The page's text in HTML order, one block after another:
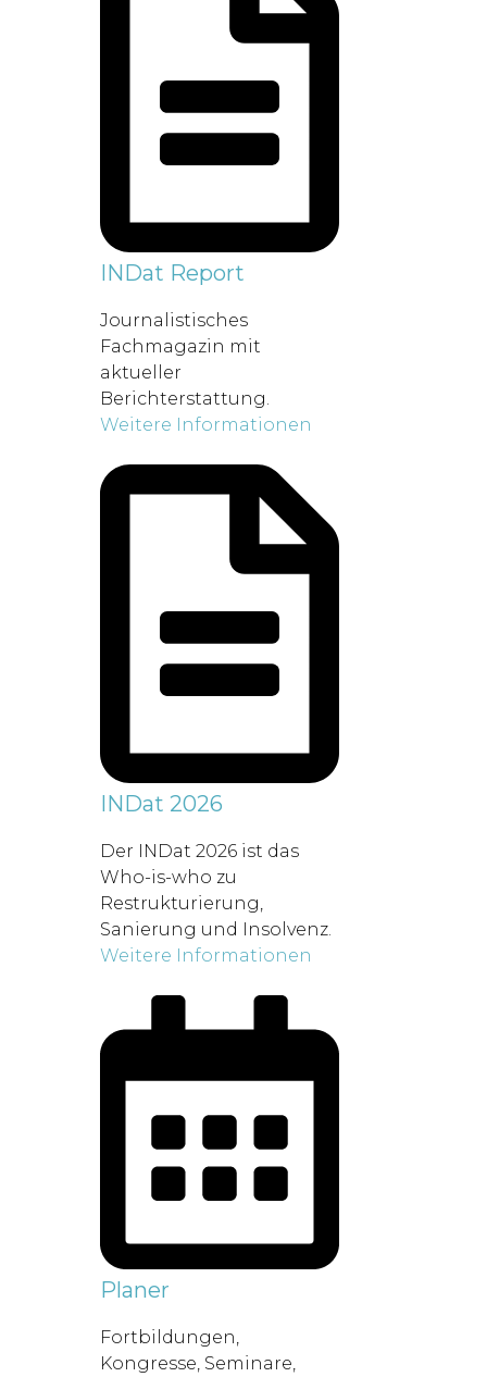
INDat Report
Journalistisches
Fachmagazin mit
aktueller
Berichterstattung.
Weitere Informationen
INDat 2026
Der INDat 2026 ist das
Who-is-who zu
Restrukturierung,
Sanierung und Insolvenz.
Weitere Informationen
Planer
Fortbildungen,
Kongresse, Seminare,